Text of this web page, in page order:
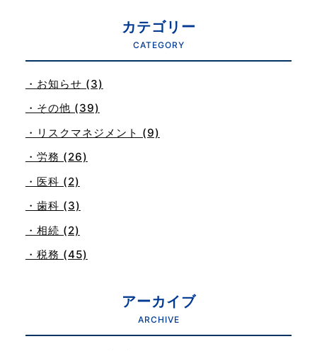
カテゴリー
CATEGORY
・お知らせ (3)
・その他 (39)
・リスクマネジメント (9)
・労務 (26)
・医科 (2)
・歯科 (3)
・相続 (2)
・税務 (45)
アーカイブ
ARCHIVE